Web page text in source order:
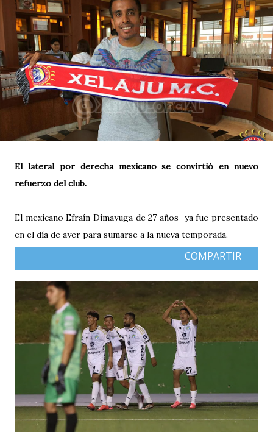
El lateral por derecha mexicano se convirtió en nuevo
refuerzo del club.
El mexicano Efraín Dimayuga de 27 años ya fue presentado
en el día de ayer para sumarse a la nueva temporada.
COMPARTIR